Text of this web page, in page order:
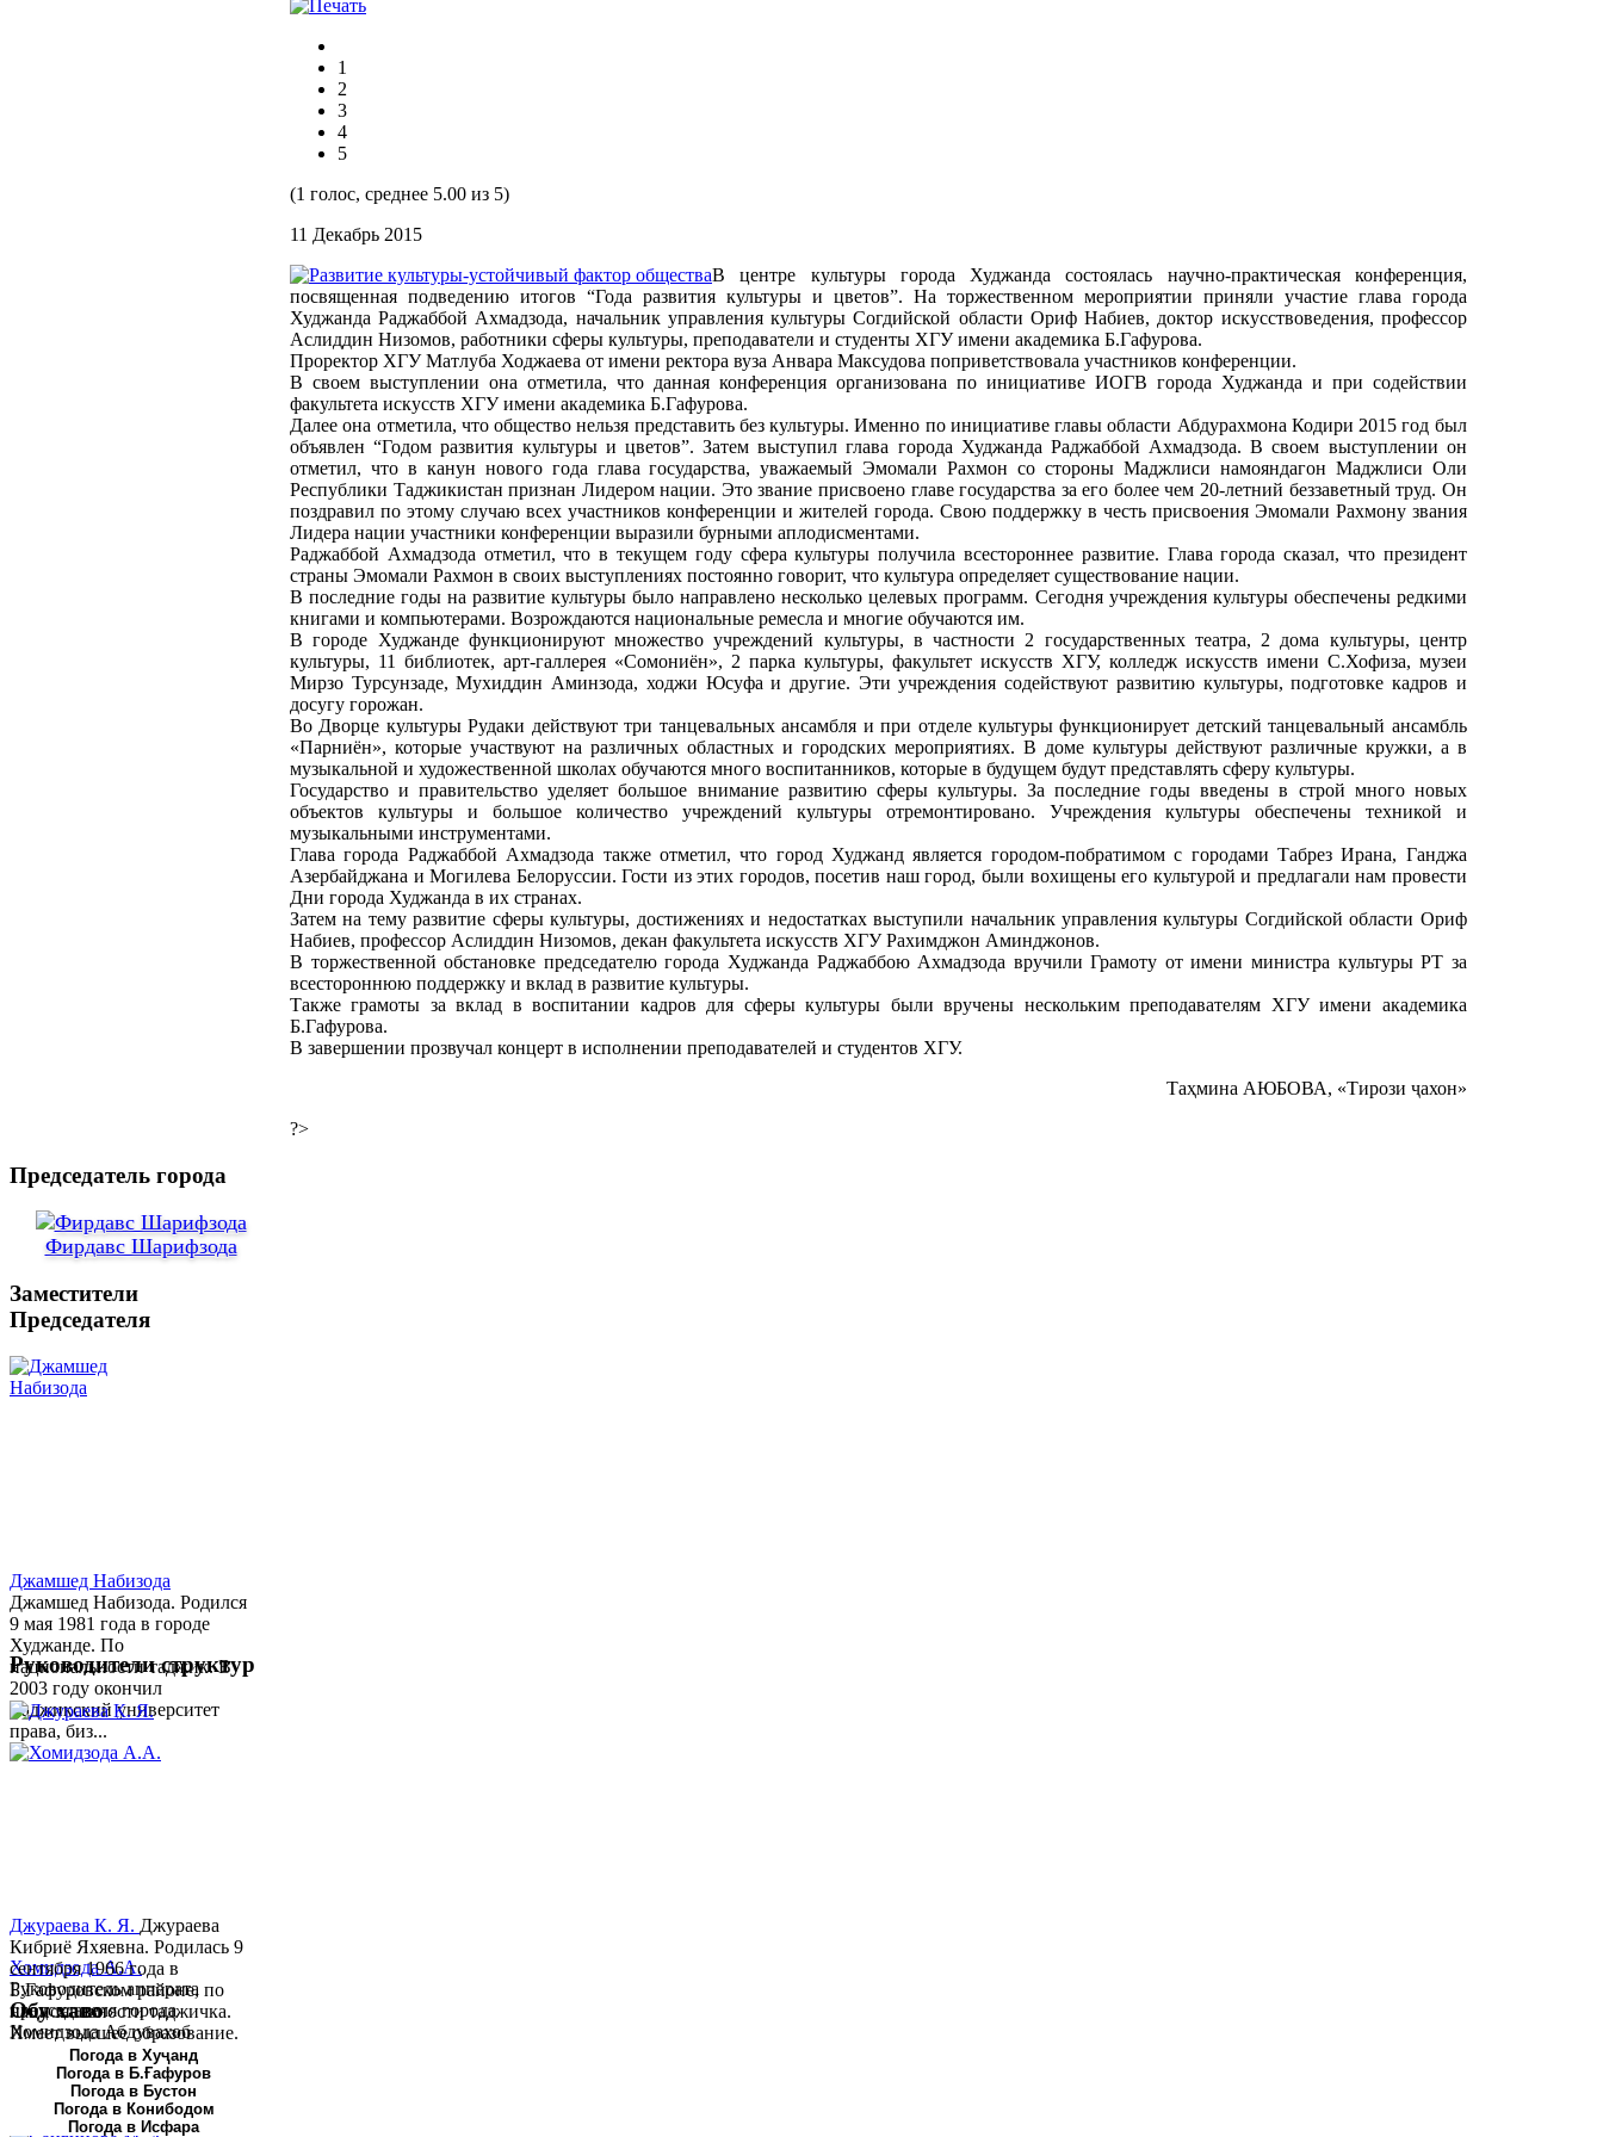
1
2
3
4
5
(1 голос, среднее 5.00 из 5)
11 Декабрь 2015
В центре культуры города Худжанда состоялась научно-практическая конференция,
посвященная подведению итогов “Года развития культуры и цветов”. На торжественном мероприятии приняли участие глава города
Худжанда Раджаббой Ахмадзода, начальник управления культуры Согдийской области Ориф Набиев, доктор искусствоведения, профессор
Аслиддин Низомов, работники сферы культуры, преподаватели и студенты ХГУ имени академика Б.Гафурова.
Проректор ХГУ Матлуба Ходжаева от имени ректора вуза Анвара Максудова поприветствовала участников конференции.
В своем выступлении она отметила, что данная конференция организована по инициативе ИОГВ города Худжанда и при содействии
факультета искусств ХГУ имени академика Б.Гафурова.
Далее она отметила, что общество нельзя представить без культуры. Именно по инициативе главы области Абдурахмона Кодири 2015 год был
объявлен “Годом развития культуры и цветов”. Затем выступил глава города Худжанда Раджаббой Ахмадзода. В своем выступлении он
отметил, что в канун нового года глава государства, уважаемый Эмомали Рахмон со стороны Маджлиси намояндагон Маджлиси Оли
Республики Таджикистан признан Лидером нации. Это звание присвоено главе государства за его более чем 20-летний беззаветный труд. Он
поздравил по этому случаю всех участников конференции и жителей города. Свою поддержку в честь присвоения Эмомали Рахмону звания
Лидера нации участники конференции выразили бурными аплодисментами.
Раджаббой Ахмадзода отметил, что в текущем году сфера культуры получила всестороннее развитие. Глава города сказал, что президент
страны Эмомали Рахмон в своих выступлениях постоянно говорит, что культура определяет существование нации.
В последние годы на развитие культуры было направлено несколько целевых программ. Сегодня учреждения культуры обеспечены редкими
книгами и компьютерами. Возрождаются национальные ремесла и многие обучаются им.
В городе Худжанде функционируют множество учреждений культуры, в частности 2 государственных театра, 2 дома культуры, центр
культуры, 11 библиотек, арт-галлерея «Сомониён», 2 парка культуры, факультет искусств ХГУ, колледж искусств имени С.Хофиза, музеи
Мирзо Турсунзаде, Мухиддин Аминзода, ходжи Юсуфа и другие. Эти учреждения содействуют развитию культуры, подготовке кадров и
досугу горожан.
Во Дворце культуры Рудаки действуют три танцевальных ансамбля и при отделе культуры функционирует детский танцевальный ансамбль
«Парниён», которые участвуют на различных областных и городских мероприятиях. В доме культуры действуют различные кружки, а в
музыкальной и художественной школах обучаются много воспитанников, которые в будущем будут представлять сферу культуры.
Государство и правительство уделяет большое внимание развитию сферы культуры. За последние годы введены в строй много новых
объектов культуры и большое количество учреждений культуры отремонтировано. Учреждения культуры обеспечены техникой и
музыкальными инструментами.
Глава города Раджаббой Ахмадзода также отметил, что город Худжанд является городом-побратимом с городами Табрез Ирана, Ганджа
Азербайджана и Могилева Белоруссии. Гости из этих городов, посетив наш город, были вохищены его культурой и предлагали нам провести
Дни города Худжанда в их странах.
Затем на тему развитие сферы культуры, достижениях и недостатках выступили начальник управления культуры Согдийской области Ориф
Набиев, профессор Аслиддин Низомов, декан факультета искусств ХГУ Рахимджон Аминджонов.
В торжественной обстановке председателю города Худжанда Раджаббою Ахмадзода вручили Грамоту от имени министра культуры РТ за
всестороннюю поддержку и вклад в развитие культуры.
Также грамоты за вклад в воспитании кадров для сферы культуры были вручены нескольким преподавателям ХГУ имени академика
Б.Гафурова.
В завершении прозвучал концерт в исполнении преподавателей и студентов ХГУ.
Таҳмина АЮБОВА, «Тирози ҷахон»
?>
Председатель города
Фирдавс Шарифзода
Заместители
Председателя
Джамшед Набизода
Джамшед Набизода. Родился
9 мая 1981 года в городе
Худжанде. По
национальности таджик. В
2003 году окончил
Таджикский университет
права, биз...
Хомидзода А.А.
Руководитель аппарата
председателя города
Хомидзода Абдувахоб
Абдумаджид родился 8
июня 1978 года в городе
Худжанде. По
национальности...
Руководители структур
Джураева К. Я. Джураева
Кибриё Яхяевна. Родилась 9
сентября 1966 года в
Б.Гафуровском районе, по
национальности таджичка.
Имеет высшее образование.
В 1997 ...
Обу хаво
Погода в Хуҷанд
Погода в Б.Ғафуров
Погода в Бустон
Погода в Конибодом
Погода в Исфара